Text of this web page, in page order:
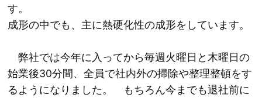
す。
成形の中でも、主に熱硬化性の成形をしています。
弊社では今年に入ってから毎週火曜日と木曜日の
始業後30分間、全員で社内外の掃除や整理整頓をす
るようになりました。 もちろん今までも退社前に